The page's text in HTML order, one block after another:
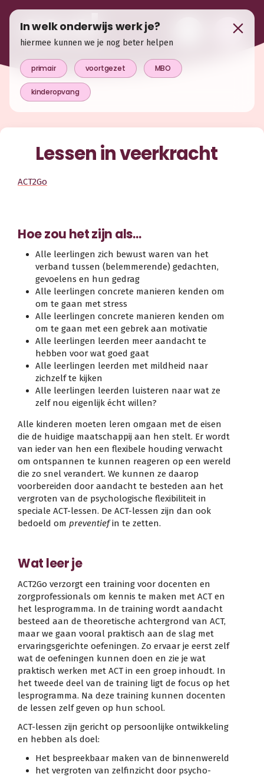
Lessen in veerkracht
ACT2Go
Hoe zou het zijn als…
Alle leerlingen zich bewust waren van het
verband tussen (belemmerende) gedachten,
gevoelens en hun gedrag
Alle leerlingen concrete manieren kenden om
om te gaan met stress
Alle leerlingen concrete manieren kenden om
om te gaan met een gebrek aan motivatie
Alle leerlingen leerden meer aandacht te
hebben voor wat goed gaat
Alle leerlingen leerden met mildheid naar
zichzelf te kijken
Alle leerlingen leerden luisteren naar wat ze
zelf nou eigenlijk écht willen?
Alle kinderen moeten leren omgaan met de eisen
die de huidige maatschappij aan hen stelt. Er wordt
van ieder van hen een flexibele houding verwacht
om ontspannen te kunnen reageren op een wereld
die zo snel verandert. We kunnen ze daarop
voorbereiden door aandacht te besteden aan het
vergroten van de psychologische flexibiliteit in
speciale ACT-lessen. De ACT-lessen zijn dan ook
bedoeld om preventiefin te zetten.
Wat leer je
ACT2Go verzorgt een training voor docenten en
zorgprofessionals om kennis te maken met ACT en
het lesprogramma. In de training wordt aandacht
besteed aan de theoretische achtergrond van ACT,
maar we gaan vooral praktisch aan de slag met
ervaringsgerichte oefeningen. Zo ervaar je eerst zelf
wat de oefeningen kunnen doen en zie je wat
praktisch werken met ACT in een groep inhoudt. In
het tweede deel van de training ligt de focus op het
lesprogramma. Na deze training kunnen docenten
de lessen zelf geven op hun school.
ACT-lessen zijn gericht op persoonlijke ontwikkeling
en hebben als doel:
Het bespreekbaar maken van de binnenwereld
het vergroten van zelfinzicht door psycho-
In welk onderwijs werk je?
hiermee kunnen we je nog beter helpen
primair voortgezet MBO
kinderopvang